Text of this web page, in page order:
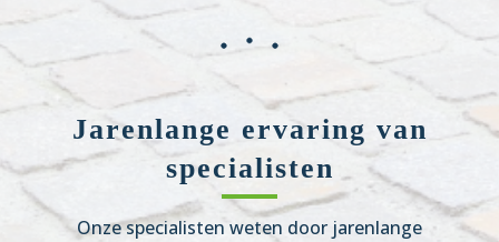
Jarenlange ervaring van
specialisten
Onze specialisten weten door jarenlange